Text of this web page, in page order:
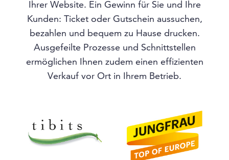
Ihrer Website. Ein Gewinn für Sie und Ihre
Kunden: Ticket oder Gutschein aussuchen,
bezahlen und bequem zu Hause drucken.
Ausgefeilte Prozesse und Schnittstellen
ermöglichen Ihnen zudem einen effizienten
Verkauf vor Ort in Ihrem Betrieb.